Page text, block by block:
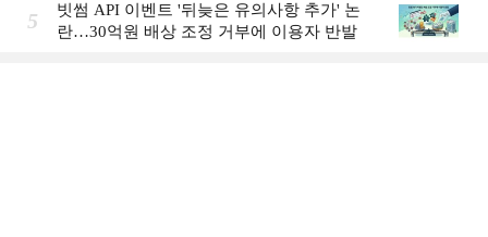
5
빗썸 API 이벤트 '뒤늦은 유의사항 추가' 논
란…30억원 배상 조정 거부에 이용자 반발